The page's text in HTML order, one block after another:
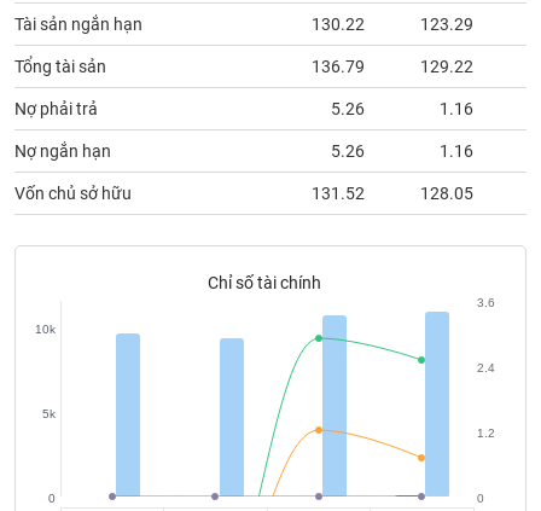
Tài sản ngắn hạn 130.22 123.29
Tổng tài sản 136.79 129.22
Nợ phải trả 5.26 1.16
Nợ ngắn hạn 5.26 1.16
Vốn chủ sở hữu 131.52 128.05
Chỉ số tài chính
0
5k
10k
0
1.2
2.4
3.6
Báo
cáo
phân
tích
(-)
Thuật
Dịch